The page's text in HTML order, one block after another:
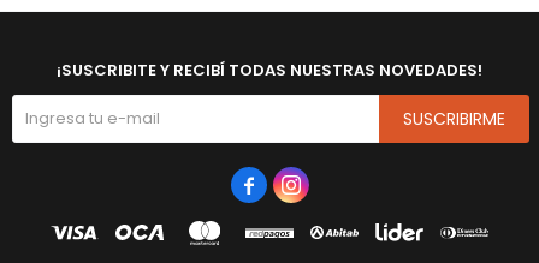
¡SUSCRIBITE Y RECIBÍ TODAS NUESTRAS NOVEDADES!
SUSCRIBIRME
 